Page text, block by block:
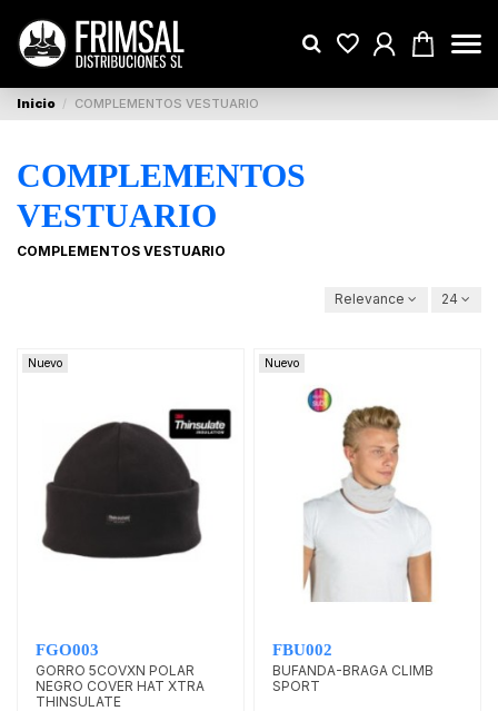
Inicio COMPLEMENTOS VESTUARIO
COMPLEMENTOS
VESTUARIO
COMPLEMENTOS VESTUARIO
Relevance 24
Nuevo
FGO003
GORRO 5COVXN POLAR
NEGRO COVER HAT XTRA
THINSULATE
Nuevo
FBU002
BUFANDA-BRAGA CLIMB
SPORT